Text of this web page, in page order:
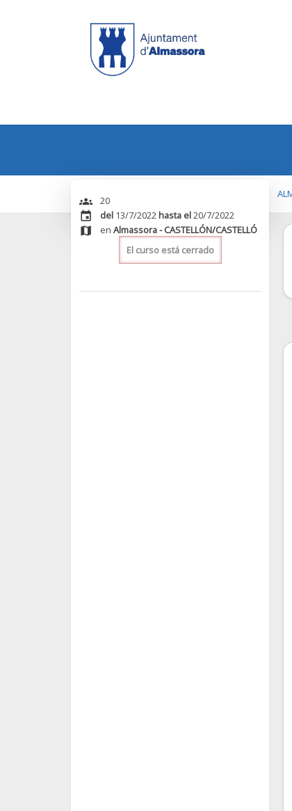
groups 20
event del 13/7/2022hasta el20/7/2022
map en Almassora-CASTELLÓN/CASTELLÓ
El curso está cerrado